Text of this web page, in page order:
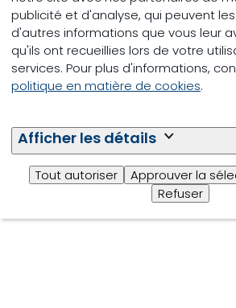
publicité et d'analyse, qui peuvent
d'autres informations que vous leur
qu'ils ont recueillies lors de votre
services. Pour plus d'informations,
politique en matière de cookies.
Afficher les détails
Tout autoriser
Approuver la
Refuser
Facilité de
Partagez facilement les
votre lot avec votre
Toutes les données relatives
performances des lots
toute
sécurité et facilement